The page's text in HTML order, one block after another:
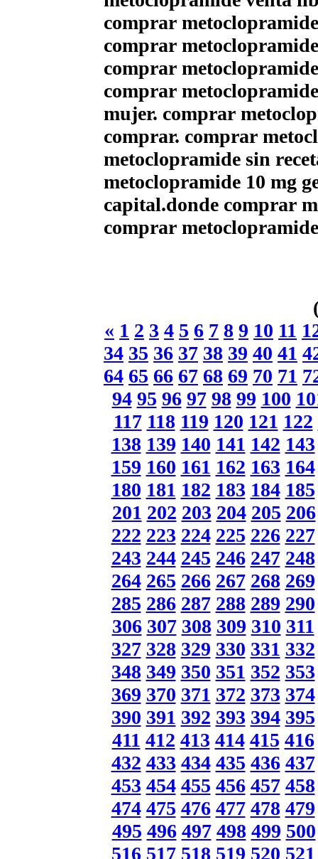
comprar
comprar
comprar
comprar
mujer. comprar
comprar. comprar
metoclopramide sin
metoclopramide 10 mg
capital.donde comprar
comprar
« 1 2 3 4 5 6 7 8 9 10 11
34 35 36 37 38 39 40 41
64 65 66 67 68 69 70 71
94 95 96 97 98 99 100
117 118 119 120 121 122
138 139 140 141 142 143
159 160 161 162 163 164
180 181 182 183 184 185
201 202 203 204 205 206
222 223 224 225 226 227
243 244 245 246 247 248
264 265 266 267 268 269
285 286 287 288 289 290
306 307 308 309 310 311
327 328 329 330 331 332
348 349 350 351 352 353
369 370 371 372 373 374
390 391 392 393 394 395
411 412 413 414 415 416
432 433 434 435 436 437
453 454 455 456 457 458
474 475 476 477 478 479
495 496 497 498 499 500
516 517 518 519 520 521